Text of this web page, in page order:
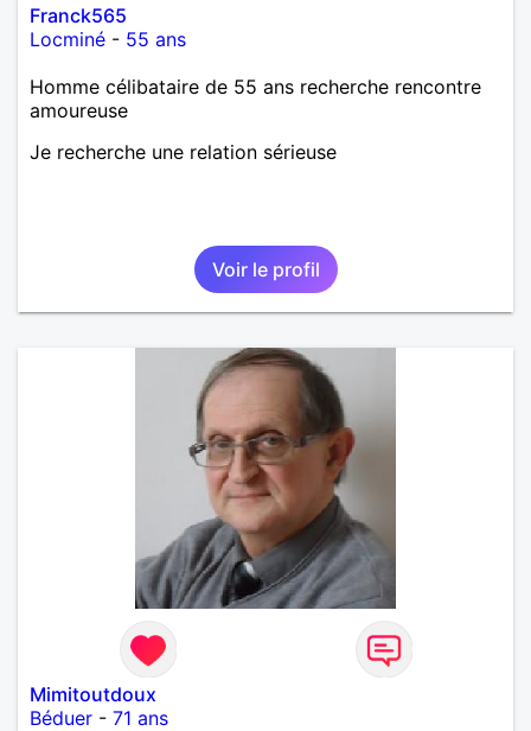
Franck565
Locminé - 55 ans
Homme célibataire de 55 ans recherche rencontre
amoureuse
Je recherche une relation sérieuse
Voir le profil
Mimitoutdoux
Béduer - 71 ans